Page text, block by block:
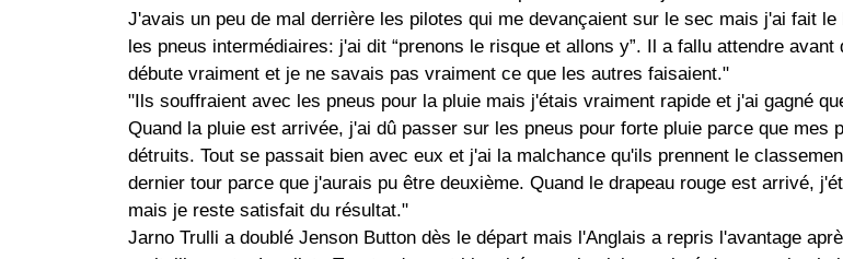
J'avais un peu de mal derrière les pilotes qui me devançaient sur le sec mais j'ai fait le
les pneus intermédiaires: j'ai dit “prenons le risque et allons y”. Il a fallu attendre avant
débute vraiment et je ne savais pas vraiment ce que les autres faisaient."
"Ils souffraient avec les pneus pour la pluie mais j'étais vraiment rapide et j'ai gagné
Quand la pluie est arrivée, j'ai dû passer sur les pneus pour forte pluie parce que mes
détruits. Tout se passait bien avec eux et j'ai la malchance qu'ils prennent le
dernier tour parce que j'aurais pu être deuxième. Quand le drapeau rouge est arrivé,
mais je reste satisfait du résultat."
Jarno Trulli a doublé Jenson Button dès le départ mais l'Anglais a repris l'avantage